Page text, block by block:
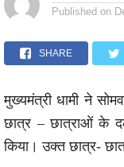
Published on
SHARE
मुख्यमंत्री धामी ने
छात्र – छात्राओं के
किया। उक्त छात्र-